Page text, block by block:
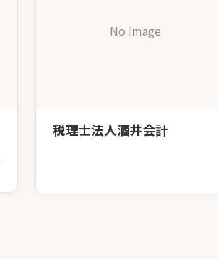
No Image
税理士法人酒井会計